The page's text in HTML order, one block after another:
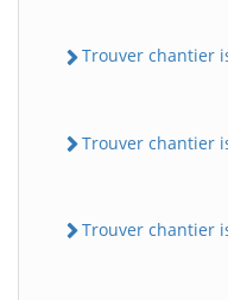
Trouver chantier
Trouver chantier
Trouver chantier